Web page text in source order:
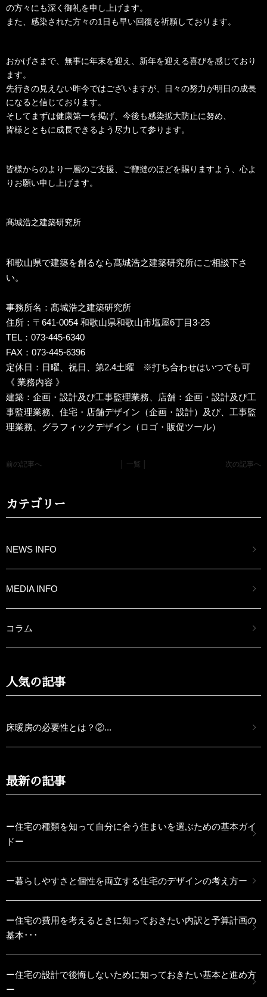
の方々にも深く御礼を申し上げます。
また、感染された方々の1日も早い回復を祈願しております。
おかげさまで、無事に年末を迎え、新年を迎える喜びを感じており
ます。
先行きの見えない昨今ではございますが、日々の努力が明日の成長
になると信じております。
そしてまずは健康第一を掲げ、今後も感染拡大防止に努め、
皆様とともに成長できるよう尽力して参ります。
皆様からのより一層のご支援、ご鞭撻のほどを賜りますよう、心よ
りお願い申し上げます。
髙城浩之建築研究所
和歌山県で建築を創るなら髙城浩之建築研究所にご相談下さ
い。
事務所名：髙城浩之建築研究所
住所：〒641-0054 和歌山県和歌山市塩屋6丁目3-25
TEL：073-445-6340
FAX：073-445-6396
定休日：日曜、祝日、第2.4土曜 ※打ち合わせはいつでも可
《 業務内容 》
建築：企画・設計及び工事監理業務、店舗：企画・設計及び工
事監理業務、住宅・店舗デザイン（企画・設計）及び、工事監
理業務、グラフィックデザイン（ロゴ・販促ツール）
前の記事へ 次の記事へ
│ 一覧 │
カテゴリー
NEWS INFO
MEDIA INFO
コラム
人気の記事
床暖房の必要性とは？②...
最新の記事
ー住宅の種類を知って自分に合う住まいを選ぶための基本ガイ
ドー
ー暮らしやすさと個性を両立する住宅のデザインの考え方ー
ー住宅の費用を考えるときに知っておきたい内訳と予算計画の
基本･･･
ー住宅の設計で後悔しないために知っておきたい基本と進め方
ー